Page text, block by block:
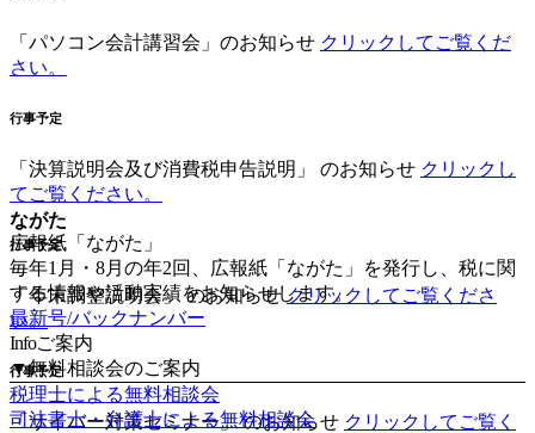
「パソコン会計講習会」 のお知らせ クリックしてご覧くだ
さい。
行事予定
「決算説明会及び消費税申告説明」 のお知らせ クリックし
てご覧ください。
行事予定
「年末調整説明会」 のお知らせ クリックしてご覧くださ
い。
行事予定
「サイバー対策セミナー」 のお知らせ クリックしてご覧く
ながた
広報紙「ながた」
毎年1月・8月の年2回、広報紙「ながた」を発行し、税に関
する情報や活動実績をお知らせします。
最新号/バックナンバー
Infoご案内
▼無料相談会のご案内
税理士による無料相談会
司法書士・弁護士による無料相談会